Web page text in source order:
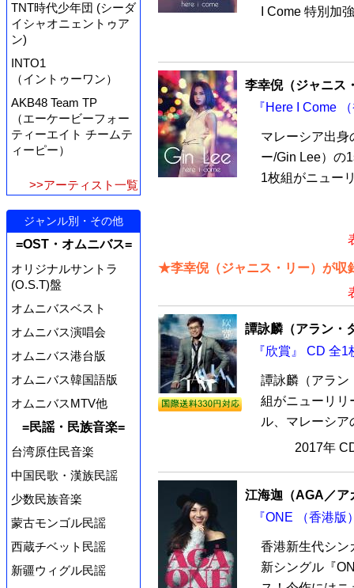
TNT時代少年団 (シーダ
イシャオニェントゥア
ン)
INTO1
（イントゥーワン）
AKB48 Team TP
（エーケービーフォー
ティーエイト チームテ
ィーピー）
>>アーティスト一覧
ジャンル別・その他
=OST・オムニバス=
オリジナルサントラ
(O.S.T)盤
オムニバスベスト
オムニバス演唱会
オムニバス港台版
オムニバス韓国語版
オムニバスMTV他
=民謡・民族音楽=
台湾原住民音楽
中国民歌・漢族民謡
少数民族音楽
蒙古モンゴル民謡
西蔵チベット民謡
新疆ウィグル民謡
I Come 特別加
李幸倪（ジャニス
『Here I Come
マレーシア出身
ー/Gin Lee）の
1枚組がニュー
★李幸倪（ジャニス・リー）が収
譚詠麟（アラン・
『欣賞』 CD 全1
譚詠麟（アラン
組がニューリリ
ル、マレーシ
2017年
江海迦（AGA／ア
『ONE （香港
香港新生代シ
新シングル『